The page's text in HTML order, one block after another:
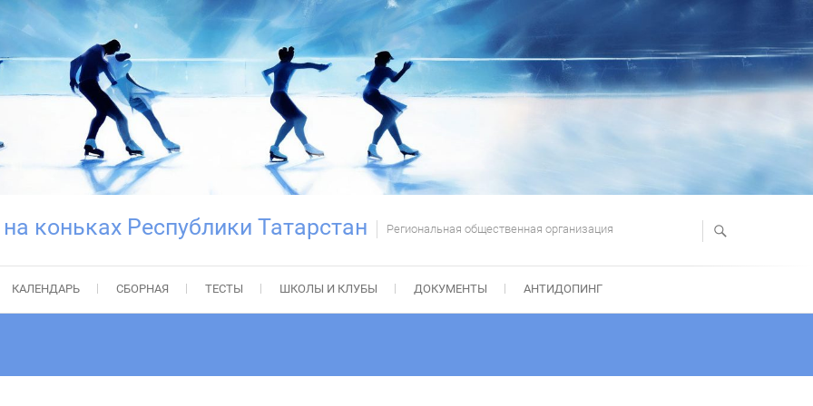
коньках Республики Татарстан Региональная общественная организация
КАЛЕНДАРЬ СБОРНАЯ ТЕСТЫ ШКОЛЫ И КЛУБЫ ДОКУМЕНТЫ АНТИДОПИНГ